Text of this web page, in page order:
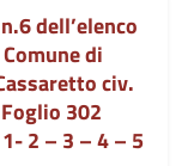
dell’elenco
di
civ.
302
2 – 3 – 4 – 5